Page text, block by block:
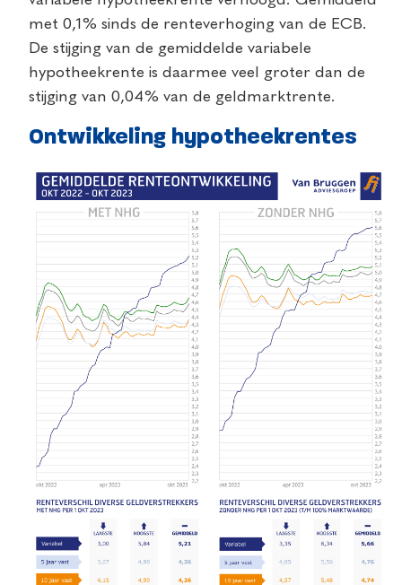
met 0,1% sinds de renteverhoging van de ECB.
De stijging van de gemiddelde variabele
hypotheekrente is daarmee veel groter dan de
stijging van 0,04% van de geldmarktrente.
Ontwikkeling hypotheekrentes